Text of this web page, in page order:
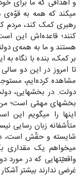
و اهدافی که ما برای
میکند که همه به
رهبری کمک کند، مردم
کنند؛ قاعده‌اش این
هستند و ما به همه‌ی
بر کمک، بنده با نگاه
تا امروز در این دو
مشاهده کرده‌ایم،
دولت. در بخشهایی،
بخشهای مهمّی است؛
اینها را میگویم این
متأسّفانه زبان رسایی
شایسته و حقّش است،
میخواهم یک مقداری
واقعیّتهایی که در
غرضی ندارند بیشتر